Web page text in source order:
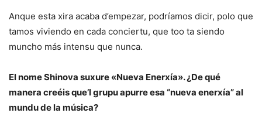
Anque esta xira acaba d’empezar, podríamos dicir, polo que
tamos viviendo en cada conciertu, que too ta siendo
muncho más intensu que nunca.
El nome Shinova suxure «Nueva Enerxía». ¿De qué
manera creéis que’l grupu apurre esa “nueva enerxía” al
mundu de la música?